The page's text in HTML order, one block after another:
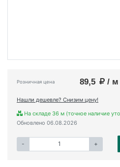
Розничная цена 89,5 / м
Нашли дешевле? Снизим цену!
На складе 36 м (точное наличие
Обновлено 06.08.2026
- +